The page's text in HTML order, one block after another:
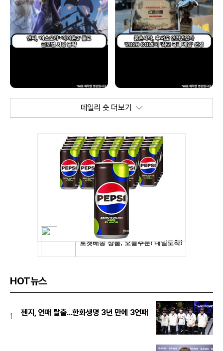
데일리 숏 더보기
HOT뉴스
1 젠지, 연패 탈출...한화생명 3년 만에 3연패